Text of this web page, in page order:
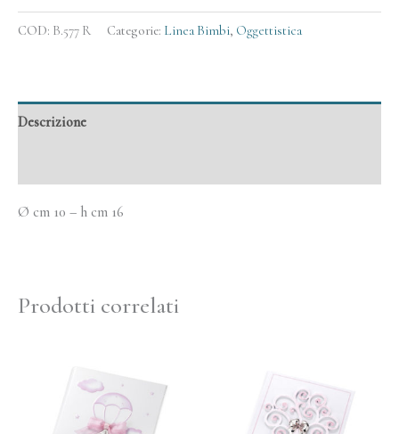
COD: B.577 R Categorie: Linea Bimbi, Oggettistica
Descrizione
Ø cm 10 – h cm 16
Prodotti correlati